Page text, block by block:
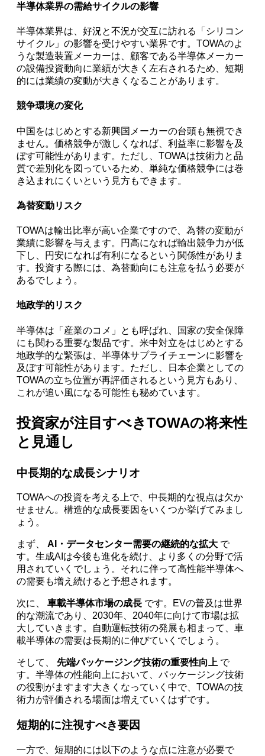
半導体業界の需給サイクルの影響
半導体業界は、好況と不況が交互に訪れる「シリコン
サイクル」の影響を受けやすい業界です。TOWAのよ
うな製造装置メーカーは、顧客である半導体メーカー
の設備投資動向に業績が大きく左右されるため、短期
的には業績の変動が大きくなることがあります。
競争環境の変化
中国をはじめとする新興国メーカーの台頭も無視でき
ません。価格競争が激しくなれば、利益率に影響を及
ぼす可能性があります。ただし、TOWAは技術力と品
質で差別化を図っているため、単純な価格競争には巻
き込まれにくいという見方もできます。
為替変動リスク
TOWAは輸出比率が高い企業ですので、為替の変動が
業績に影響を与えます。円高になれば輸出競争力が低
下し、円安になれば有利になるという関係性がありま
す。投資する際には、為替動向にも注意を払う必要が
あるでしょう。
地政学的リスク
半導体は「産業のコメ」とも呼ばれ、国家の安全保障
にも関わる重要な製品です。米中対立をはじめとする
地政学的な緊張は、半導体サプライチェーンに影響を
及ぼす可能性があります。ただし、日本企業としての
TOWAの立ち位置が再評価されるという見方もあり、
これが追い風になる可能性も秘めています。
投資家が注目すべきTOWAの将来性
と見通し
中長期的な成長シナリオ
TOWAへの投資を考える上で、中長期的な視点は欠か
せません。構造的な成長要因をいくつか挙げてみまし
ょう。
まず、AI・データセンター需要の継続的な拡大 で
す。生成AIは今後も進化を続け、より多くの分野で活
用されていくでしょう。それに伴って高性能半導体へ
の需要も増え続けると予想されます。
次に、車載半導体市場の成長 です。EVの普及は世界
的な潮流であり、2030年、2040年に向けて市場は拡
大していきます。自動運転技術の発展も相まって、車
載半導体の需要は長期的に伸びていくでしょう。
そして、先端パッケージング技術の重要性向上 で
す。半導体の性能向上において、パッケージング技術
の役割がますます大きくなっていく中で、TOWAの技
術力が評価される場面は増えていくはずです。
短期的に注視すべき要因
一方で、短期的には以下のような点に注意が必要で